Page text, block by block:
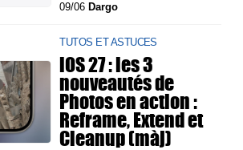
09/06 Dargo
TUTOS ET ASTUCES
iOS 27 : les 3
nouveautés de
Photos en action :
Reframe, Extend et
Cleanup (màj)